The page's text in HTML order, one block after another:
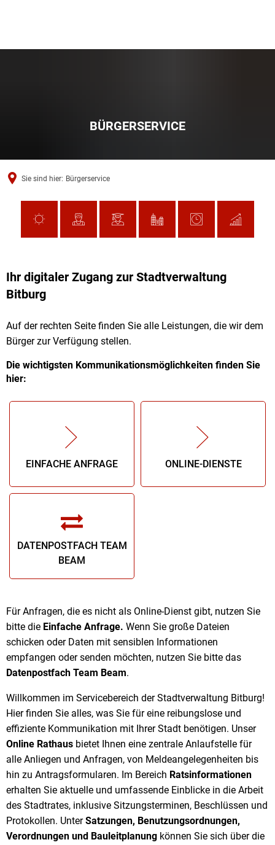
BÜRGERSERVICE
Sie sind hier: Bürgerservice
Bürgerservice
Ihr digitaler Zugang zur Stadtverwaltung
Bitburg
Auf der rechten Seite finden Sie alle Leistungen, die wir dem
Bürger zur Verfügung stellen.
Die wichtigsten Kommunikationsmöglichkeiten finden Sie
hier:
EINFACHE ANFRAGE ONLINE-DIENSTE
DATENPOSTFACH TEAM
BEAM
Für Anfragen, die es nicht als Online-Dienst gibt, nutzen Sie
bitte die Einfache Anfrage. Wenn Sie große Dateien
schicken oder Daten mit sensiblen Informationen
empfangen oder senden möchten, nutzen Sie bitte das
Datenpostfach Team Beam.
Willkommen im Servicebereich der Stadtverwaltung Bitburg!
Hier finden Sie alles, was Sie für eine reibungslose und
effiziente Kommunikation mit Ihrer Stadt benötigen. Unser
Online Rathaus bietet Ihnen eine zentrale Anlaufstelle für
alle Anliegen und Anfragen, von Meldeangelegenheiten bis
hin zu Antragsformularen. Im Bereich Ratsinformationen
erhalten Sie aktuelle und umfassende Einblicke in die Arbeit
des Stadtrates, inklusive Sitzungsterminen, Beschlüssen und
Protokollen. UnterSatzungen, Benutzungsordnungen,
Verordnungen und Bauleitplanung können Sie sich über die